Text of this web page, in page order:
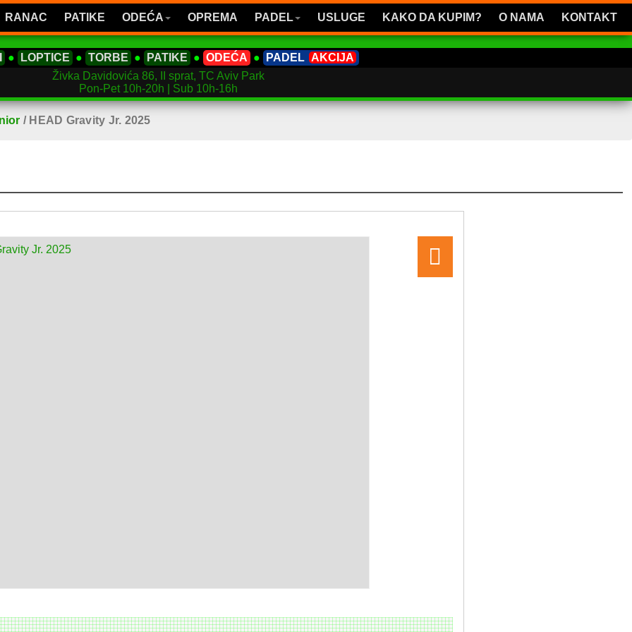
RANAC PATIKE ODEĆA OPREMA PADEL USLUGE KAKO DA KUPIM? O NAMA KONTAKT
● LOPTICE ● TORBE ● PATIKE ● ODEĆA ● PADEL AKCIJA
Živka Davidovića 86, II sprat, TC Aviv Park
Pon-Pet 10h-20h | Sub 10h-16h
/ HEAD Gravity Jr. 2025